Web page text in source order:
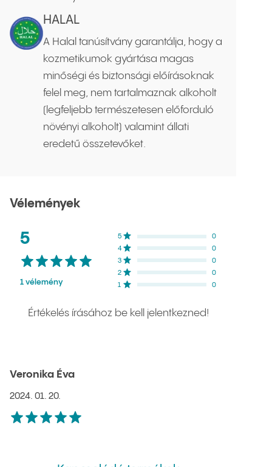
HALAL
A Halal tanúsítvány garantálja, hogy a
kozmetikumok gyártása magas
minőségi és biztonsági előírásoknak
felel meg, nem tartalmaznak alkoholt
(legfeljebb természetesen előforduló
növényi alkoholt) valamint állati
eredetű összetevőket.
Vélemények
Értékelések átlaga:
5csillag az ötből
1 vélemény
Értékelések eloszlása
5 csillag
0
4csillag
0
3 csillag
0
2 csillag
0
1 csillag 0
Értékelés írásához be kell jelentkezned!
Veronika Éva
2024. 01. 20.
5 csillag